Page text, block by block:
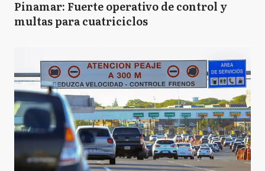
Pinamar: Fuerte operativo de control y
multas para cuatriciclos